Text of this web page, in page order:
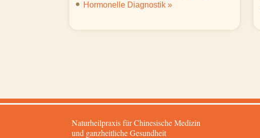
Hormonelle Diagnostik »
Naturheilpraxis für Chinesische Medizin
und ganzheitliche Gesundheit